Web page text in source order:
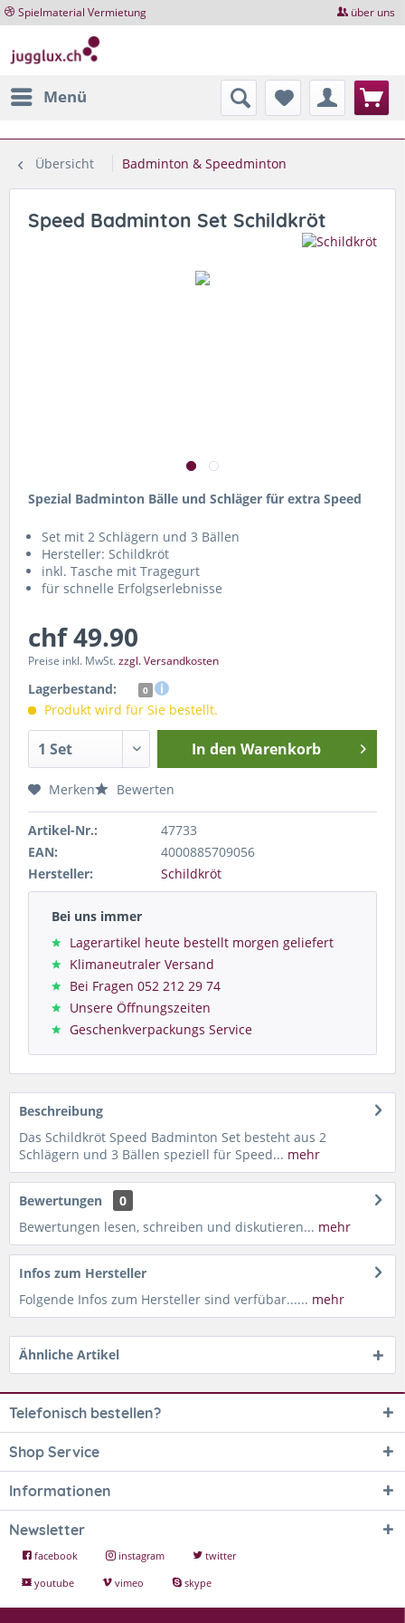
Spielmaterial Vermietung über uns
Menü
Übersicht Badminton & Speedminton
Speed Badminton Set Schildkröt
Spezial Badminton Bälle und Schläger für extra Speed
Set mit 2 Schlägern und 3 Bällen
Hersteller: Schildkröt
inkl. Tasche mit Tragegurt
für schnelle Erfolgserlebnisse
chf 49.90
Preise inkl. MwSt.zzgl. Versandkosten
Lagerbestand: 0
Produkt wird für Sie bestellt.
In den Warenkorb
Merken Bewerten
Artikel-Nr.:
47733
EAN:
4000885709056
Hersteller:
Schildkröt
Bei uns immer
Lagerartikel heute bestellt morgen geliefert
Klimaneutraler Versand
Bei Fragen 052 212 29 74
Unsere Öffnungszeiten
Geschenkverpackungs Service
Beschreibung
Das Schildkröt Speed Badminton Set besteht aus 2
Schlägern und 3 Bällen speziell für Speed... mehr
Bewertungen
0
Bewertungen lesen, schreiben und diskutieren... mehr
Infos zum Hersteller
Folgende Infos zum Hersteller sind verfübar...... mehr
Ähnliche Artikel
Telefonisch bestellen?
Shop Service
Informationen
Newsletter
facebook instagram
twitter
youtube
vimeo skype